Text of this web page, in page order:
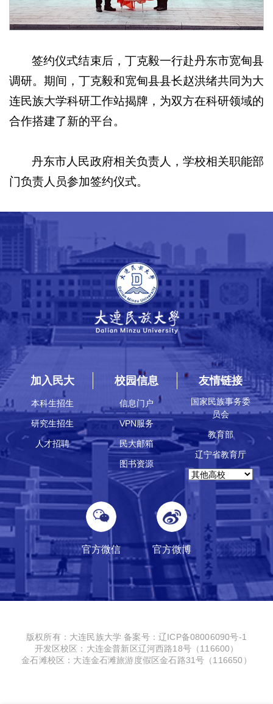
签约仪式结束后，丁克毅一行赴丹东市宽甸县
调研。期间，丁克毅和宽甸县县长赵洪绪共同为大
连民族大学科研工作站揭牌，为双方在科研领域的
合作搭建了新的平台。
丹东市人民政府相关负责人，学校相关职能部
门负责人员参加签约仪式。
加入民大
本科生招生
研究生招生
人才招聘
校园信息
信息门户
VPN服务
民大邮箱
图书资源
友情链接
国家民族事务委
员会
教育部
辽宁省教育厅
官方微信 官方微博
版权所有：大连民族大学备案号：辽ICP备08006090号-1
开发区校区：大连金普新区辽河西路18号（116600）
金石滩校区：大连金石滩旅游度假区金石路31号（116650）